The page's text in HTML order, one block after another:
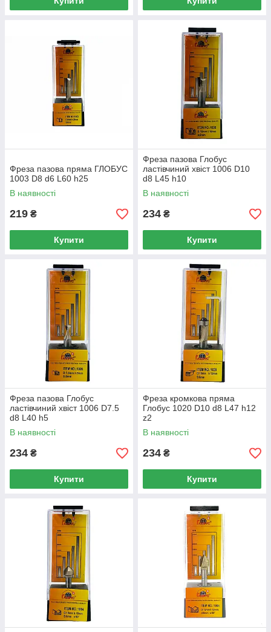
Фреза пазова пряма ГЛОБУС
1003 D8 d6 L60 h25
В наявності
219 ₴
Купити
Фреза пазова Глобус
ластівчиний хвіст 1006 D10
d8 L45 h10
В наявності
234 ₴
Купити
Фреза пазова Глобус
ластівчиний хвіст 1006 D7.5
d8 L40 h5
В наявності
234 ₴
Купити
Фреза кромкова пряма
Глобус 1020 D10 d8 L47 h12
z2
В наявності
234 ₴
Купити